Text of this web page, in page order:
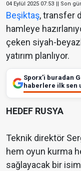
04 Eylül 2025 07:53 || Son
Beşiktaş, transfer
hamleye
çeken siyah-
yatırım planlıyor.
Sporx’i buradan
haberlere ilk sen
HEDEF RUSYA
Teknik direktör
hem oyun kurma
sağlayacak bir